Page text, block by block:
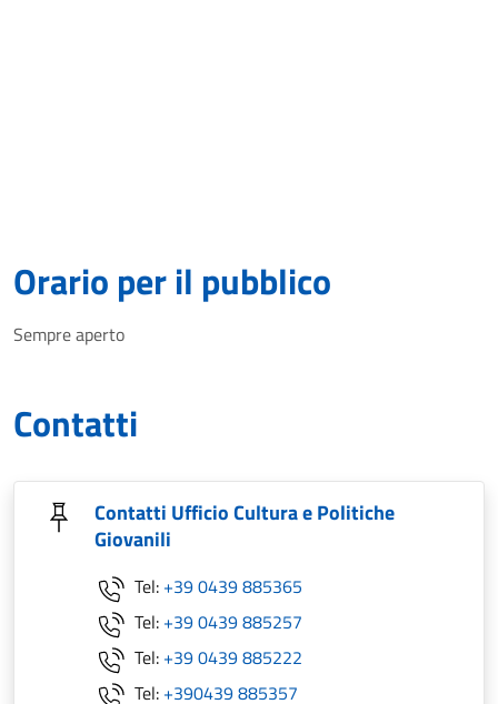
Orario per il pubblico
Sempre aperto
Contatti
Contatti Ufficio Cultura e Politiche
Giovanili
Tel: +39 0439 885365
Tel: +39 0439 885257
Tel: +39 0439 885222
Tel: +390439 885357